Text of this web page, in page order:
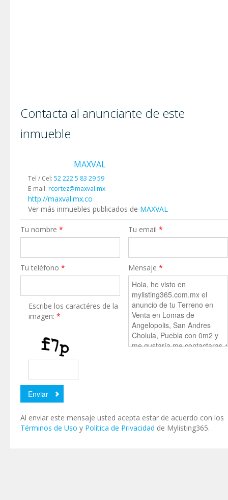
Contacta al anunciante de este
inmueble
MAXVAL
Tel / Cel: 52 222 5 83 29 59
E-mail: rcortez@maxval.mx
http://maxval.mx.co
Ver más inmuebles publicados de MAXVAL
Tu nombre * Tu email*
Tu teléfono * Mensaje*
Escribe los caractéres de la
imagen:*
Al enviar este mensaje usted acepta estar de acuerdo con los
Términos de Uso y Política de Privacidad de Mylisting365.